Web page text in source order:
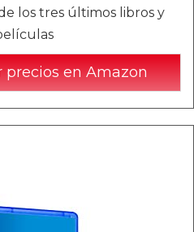
los tres últimos libros y
precios en Amazon